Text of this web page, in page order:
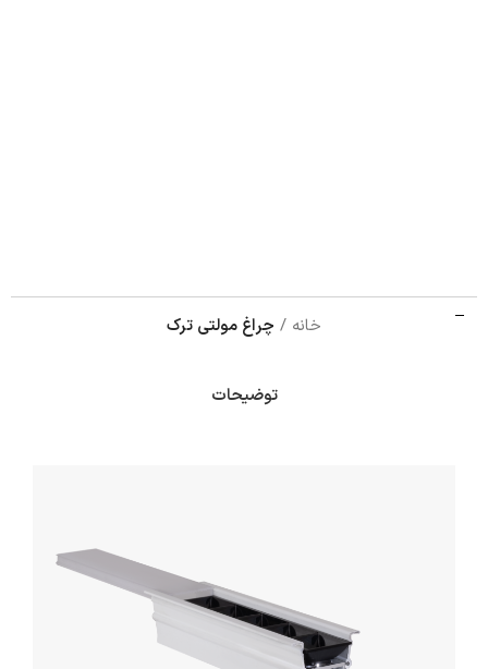
خانه چراغ مولتی ترک
توضیحات